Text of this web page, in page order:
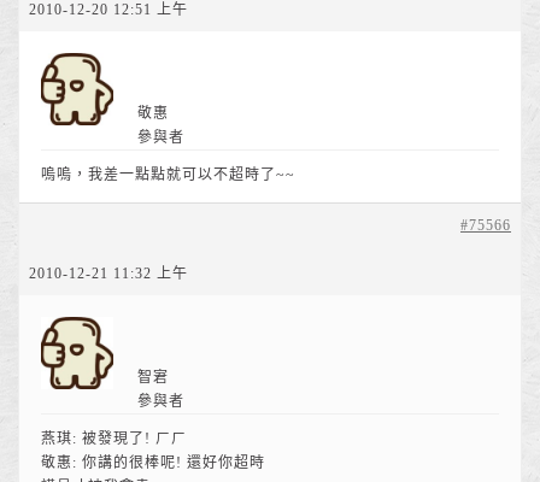
2010-12-20 12:51 上午
敬惠
參與者
嗚嗚，我差一點點就可以不超時了~~
2010-12-21 11:32 上午
#75566
智宭
參與者
燕琪: 被發現了! ㄏㄏ
敬惠: 你講的很棒呢! 還好你超時